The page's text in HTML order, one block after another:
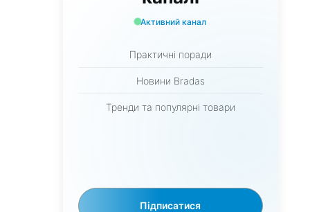
Активний канал
Практичні поради
Новини Bradas
Тренди та популярні товари
Підписатися